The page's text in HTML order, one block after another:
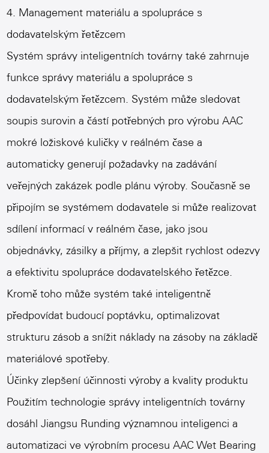
4. Management materiálu a spolupráce s
dodavatelským řetězcem
Systém správy inteligentních továrny také zahrnuje
funkce správy materiálu a spolupráce s
dodavatelským řetězcem. Systém může sledovat
soupis surovin a částí potřebných pro výrobuAAC
mokré ložiskové kuličkyv reálném čase a
automaticky generují požadavky na zadávání
veřejných zakázek podle plánu výroby. Současně se
připojím se systémem dodavatele si může realizovat
sdílení informací v reálném čase, jako jsou
objednávky, zásilky a příjmy, a zlepšit rychlost odezvy
a efektivitu spolupráce dodavatelského řetězce.
Kromě toho může systém také inteligentně
předpovídat budoucí poptávku, optimalizovat
strukturu zásob a snížit náklady na zásoby na základě
materiálové spotřeby.
Účinky zlepšení účinnosti výroby a kvality produktu
Použitím technologie správy inteligentních továrny
dosáhl Jiangsu Runding významnou inteligenci a
automatizaci ve výrobním procesu AAC Wet Bearing